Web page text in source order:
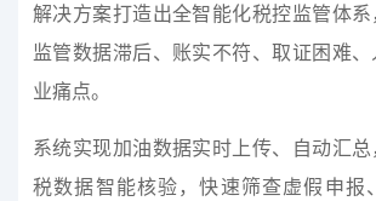
解决方案打造出全智能化税控监管体
监管数据滞后、账实不符、取证困难
业痛点。
系统实现加油数据实时上传、自动汇
税数据智能核验，快速筛查虚假申报